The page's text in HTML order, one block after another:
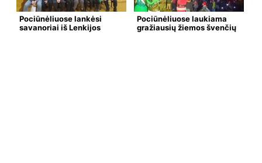
Pociūnėliuose lankėsi
savanoriai iš Lenkijos
Pociūnėliuose laukiama
gražiausių žiemos švenčių